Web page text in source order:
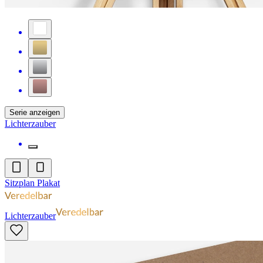
Serie anzeigen
Lichterzauber
Sitzplan Plakat
Lichterzauber